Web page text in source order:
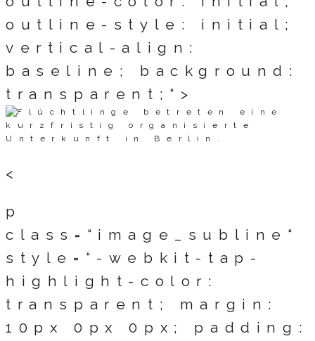
outline-style: initial;
vertical-align:
baseline; background:
transparent;“>
<
p
class=“image_subline“
style=“-webkit-tap-
highlight-color:
transparent; margin:
10px 0px 0px; padding: